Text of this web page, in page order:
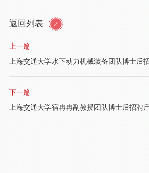
返回列表
上一篇
上海交通大学水下动力机械装备团队博士后
下一篇
上海交通大学宿冉冉副教授团队博士后招聘